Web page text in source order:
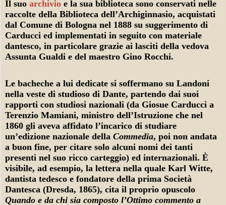
Il suo archivio e la sua biblioteca sono conservati nelle
raccolte della Biblioteca dell’Archiginnasio, acquistati
dal Comune di Bologna nel 1888 su suggerimento di
Carducci ed implementati in seguito con materiale
dantesco, in particolare grazie ai lasciti della vedova
Assunta Gualdi e del maestro Gino Rocchi.
Le bacheche a lui dedicate si soffermano su Landoni
nella veste di studioso di Dante, partendo dai suoi
rapporti con studiosi nazionali (da Giosue Carducci a
Terenzio Mamiani, ministro dell’Istruzione che nel
1860 gli aveva affidato l’incarico di studiare
un’edizione nazionale della Commedia, poi non andata
a buon fine, per citare solo alcuni nomi dei tanti
presenti nel suo ricco carteggio) ed internazionali. È
visibile, ad esempio, la lettera nella quale Karl Witte,
dantista tedesco e fondatore della prima Società
Dantesca (Dresda, 1865), cita il proprio opuscolo
Quando e da chi sia composto l’Ottimo commento a